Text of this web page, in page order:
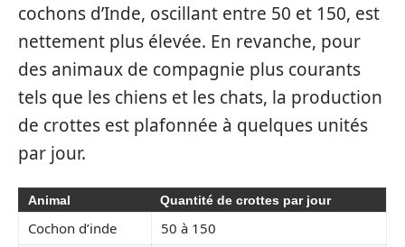
cochons d’Inde, oscillant entre 50 et 150, est
nettement plus élevée. En revanche, pour
des animaux de compagnie plus courants
tels que les chiens et les chats, la production
de crottes est plafonnée à quelques unités
par jour.
Animal Quantité de crottes par jour
Cochon d’inde
50 à 150